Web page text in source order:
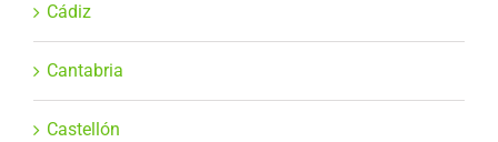
Cádiz
Cantabria
Castellón